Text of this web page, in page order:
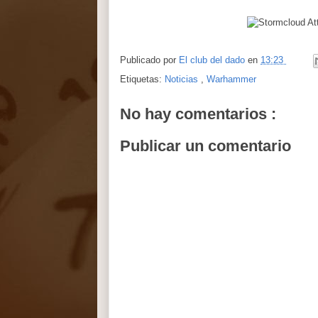
Publicado por El club del dado en 13:23
Etiquetas: Noticias Warhammer
No hay comentarios :
Publicar un comentario